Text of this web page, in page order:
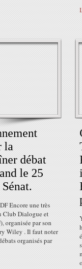
la
débat
le 25
Encore une très
Club Dialogue et
organisée par son
Wiley . Il faut noter
organisés par